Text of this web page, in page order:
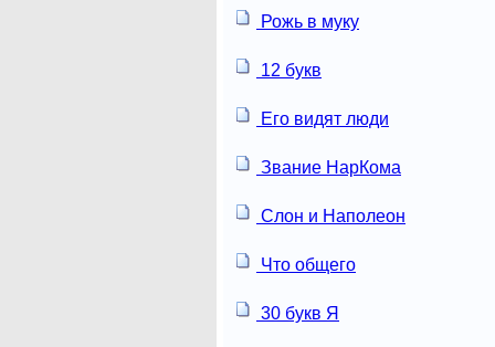
Рожь в муку
12 букв
Его видят люди
Звание НарКома
Слон и Наполеон
Что общего
30 букв Я